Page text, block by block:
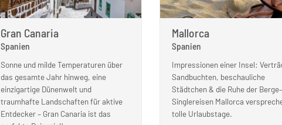
Gran Canaria
Spanien
Sonne und milde Temperaturen über
das gesamte Jahr hinweg, eine
einzigartige Dünenwelt und
traumhafte Landschaften für aktive
Entdecker – Gran Canaria ist das
Mallorca
Spanien
Impressionen einer Insel:
Sandbuchten, beschauliche
Städtchen & die Ruhe der Berge–
Singlereisen Mallorca
tolle Urlaubstage.